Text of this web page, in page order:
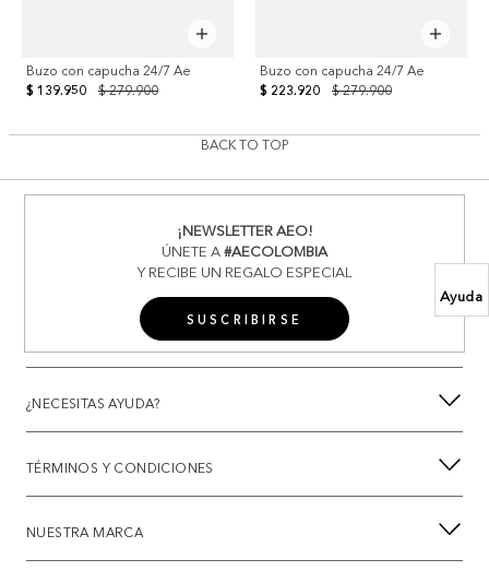
Ayuda
Buzo con capucha 24/7 Ae
$ 279.900
$ 139.950
Buzo con capucha 24/7 Ae
$ 279.900
$ 223.920
BACK TO TOP
¡NEWSLETTER AEO!
ÚNETE A#AECOLOMBIA
Y RECIBE UN REGALO ESPECIAL
SUSCRIBIRSE
¿NECESITAS AYUDA?
TÉRMINOS Y CONDICIONES
NUESTRA MARCA